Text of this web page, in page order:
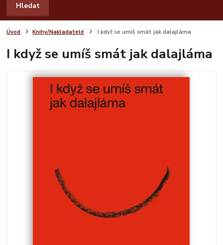
Hledat
Úvod Knihy/Nakladatelé I když se umíš smát jak dalajláma
I když se umíš smát jak dalajláma